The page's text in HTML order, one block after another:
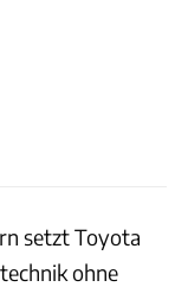
setzt Toyota
ohne